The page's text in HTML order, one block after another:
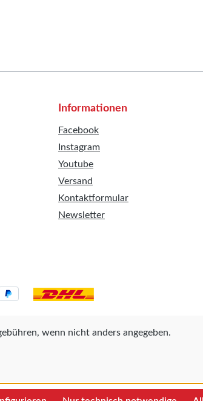
Informationen
Facebook
Instagram
Youtube
Versand
Kontaktformular
Newsletter
wenn nicht anders angegeben.